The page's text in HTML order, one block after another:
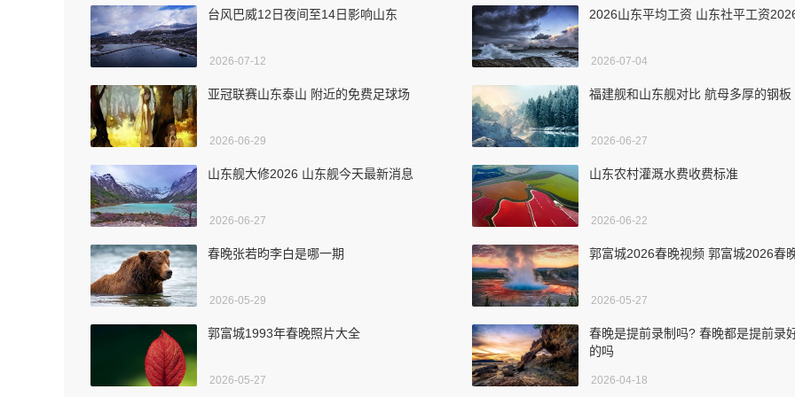
台风巴威12日夜间至14日影响山东
2026-07-12
2026山东平均工资 山东社平工资
2026-07-04
亚冠联赛山东泰山 附近的免费足球场
2026-06-29
福建舰和山东舰对比 航母多厚的钢板
2026-06-27
山东舰大修2026 山东舰今天最新消息
2026-06-27
山东农村灌溉水费收费标准
2026-06-22
春晚张若昀李白是哪一期
2026-05-29
郭富城2026春晚视频 郭富城2026春
2026-05-27
郭富城1993年春晚照片大全
2026-05-27
春晚是提前录制吗? 春晚都是提前录
的吗
2026-04-18